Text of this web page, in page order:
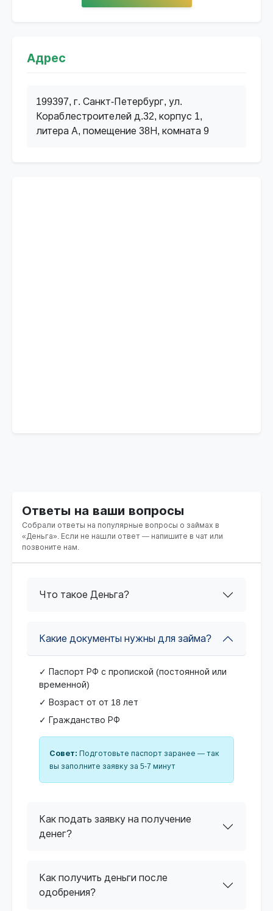
Адрес
199397, г. Санкт-Петербург, ул.
Кораблестроителей д.32, корпус 1,
литера А, помещение 38Н, комната 9
Ответы на ваши вопросы
Собрали ответы на популярные вопросы о займах в
«Деньга». Если не нашли ответ — напишите в чат или
позвоните нам.
Что такое Деньга?
Какие документы нужны для займа?
✓ Паспорт РФ с пропиской (постоянной или
временной)
✓ Возраст от от 18 лет
✓ Гражданство РФ
Совет: Подготовьте паспорт заранее — так
вы заполните заявку за 5-7 минут
Как подать заявку на получение
денег?
Как получить деньги после
одобрения?